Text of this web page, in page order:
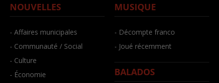
NOUVELLES
- Affaires municipales
- Communauté / Social
- Culture
- Économie
MUSIQUE
- Décompte franco
- Joué récemment
BALADOS